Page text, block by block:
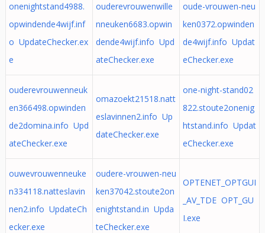
onenightstand4988.
opwindende4wijf.inf
o UpdateChecker.ex
e
ouderevrouwenwille
nneuken6683.opwin
dende4wijf.info Upd
ateChecker.exe
oude-vrouwen-neu
ken0372.opwinden
de4wijf.info Updat
eChecker.exe
ouderevrouwenneuk
en366498.opwinden
de2domina.info Upd
ateChecker.exe
omazoekt21518.natt
eslavinnen2.info Up
dateChecker.exe
one-night-stand02
822.stoute2onenig
htstand.info Updat
eChecker.exe
ouwevrouwenneuke
n334118.natteslavin
nen2.info UpdateCh
ecker.exe
oudere-vrouwen-neu
ken37042.stoute2on
enightstand.in Upda
teChecker.exe
OPTENET_OPTGUI
_AV_TDE OPT_GU
I.exe